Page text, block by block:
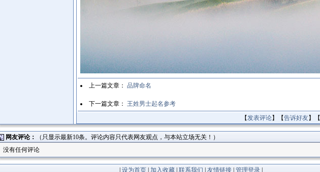
上一篇文章： 品牌命名
下一篇文章： 王姓男士起名参考
【发表评论】【告诉好友】【
网友评论：
（只显示最新10条。评论内容只代表网友观点，与本站立场无关！）
没有任何评论
设为首页| 加入收藏| 联系我们 友情链接| 管理登录|